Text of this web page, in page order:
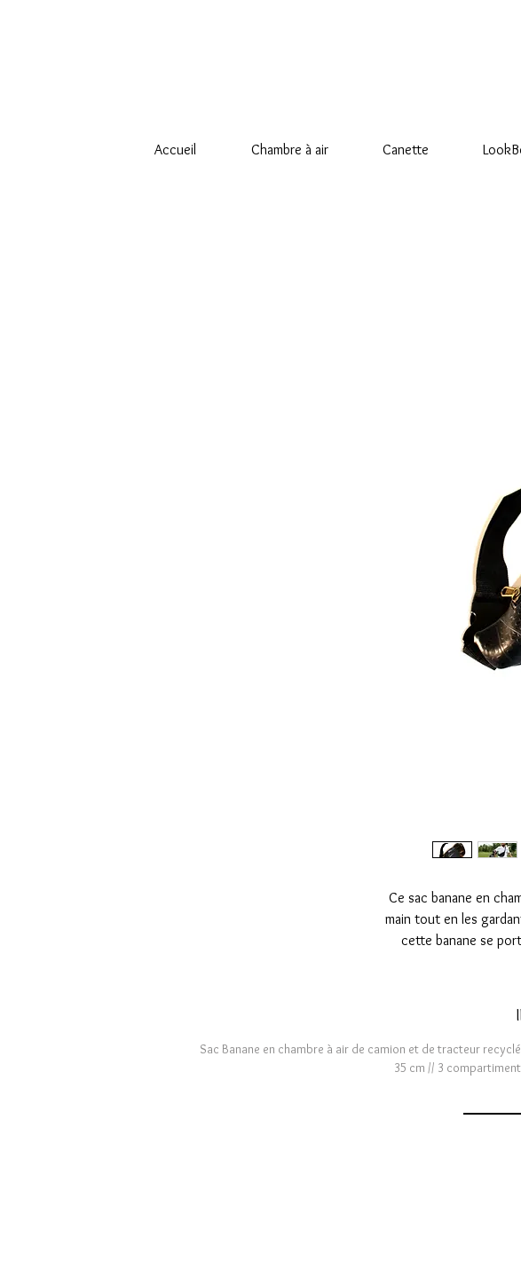
Accueil Chambre à air Canette
Ce sac banane en
main tout en les
cette banane se
Sac Banane en chambre à air de camion et de tracteur
35 cm // 3